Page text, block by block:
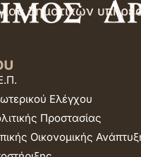
δημοτικών
Ελέγχου
Προστασίας
Οικονομικής